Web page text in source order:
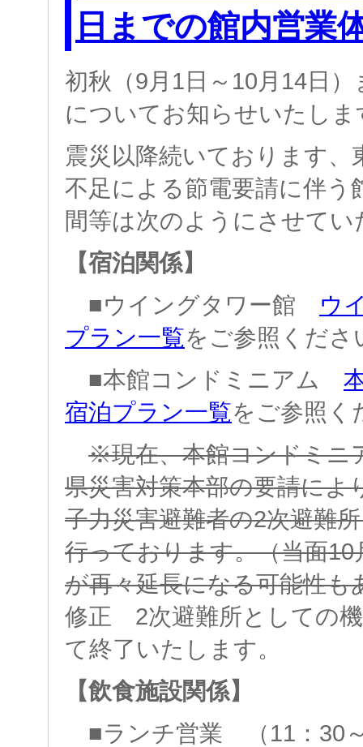
日までの館内営業
初秋（9月1日～10月14日
についてお知らせいたしま
震災以降続いております、
不足による節電要請に伴う
間等は次のようにさせて
【宿泊関係】
■ウイングタワー館 ウ
プラン一覧をご参照くださ
■本館コンドミニアム
宿泊プラン一覧をご参照く
※現在、本館コンドミニ
県災害対策本部の要請によ
子力災害避難者の2次避難
行っております。（当面
が再々延長になる可能性も
修正 2次避難所としての
て終了いたします。
【飲食施設関係】
■ランチ営業 （11：30